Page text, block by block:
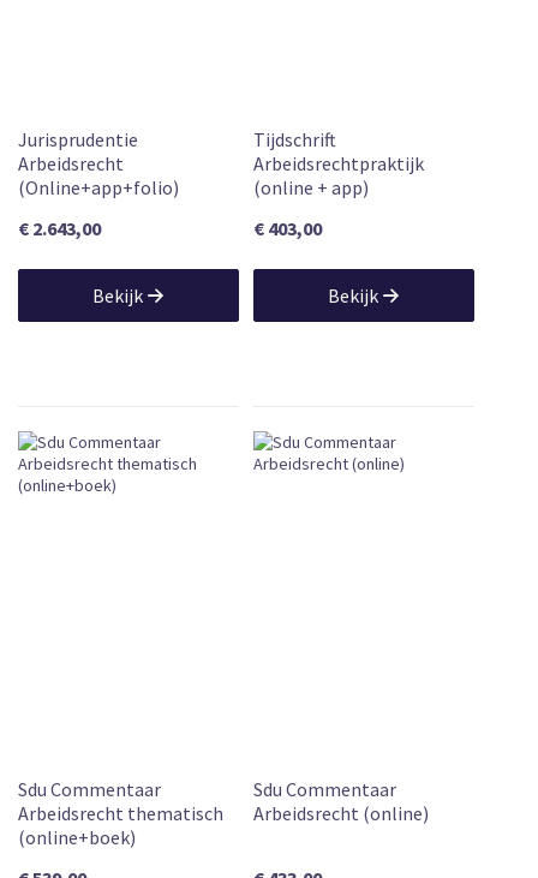
Jurisprudentie
Arbeidsrecht
(Online+app+folio)
€ 2.643,00
Bekijk
Tijdschrift
Arbeidsrechtpraktijk
(online + app)
€ 403,00
Bekijk
Sdu Commentaar
Arbeidsrecht thematisch
(online+boek)
Sdu Commentaar
Arbeidsrecht (online)